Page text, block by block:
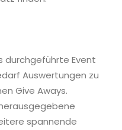
durchgeführte Event
Auswertungen zu
Give Aways.
spannende